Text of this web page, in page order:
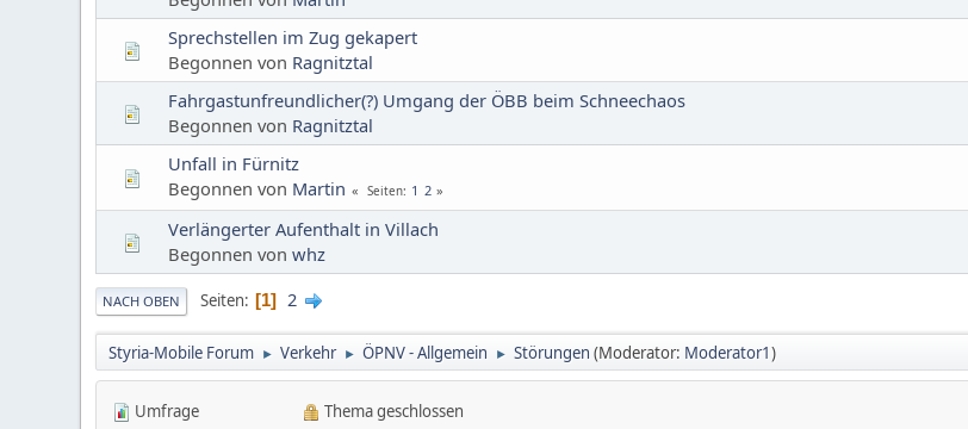
Sprechstellen im Zug gekapert
Begonnen von Ragnitztal
Fahrgastunfreundlicher(?) Umgang der ÖBB beim Schneechaos
Begonnen von Ragnitztal
Unfall in Fürnitz
Begonnen von Martin Seiten 1 2
Verlängerter Aufenthalt in Villach
Begonnen vonwhz
NACH OBEN Seiten 1 2
Styria-Mobile Forum ► Verkehr ► ÖPNV - Allgemein ► Störungen (Moderator: Moderator1)
Umfrage
Thema geschlossen